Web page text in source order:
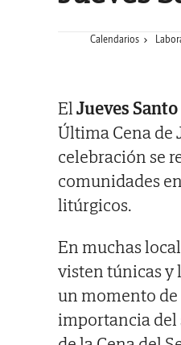
Calendarios
ElJueves Santo
Última Cena de
celebración se
comunidades
litúrgicos.
En muchas
visten túnicas y
un momento
importancia del